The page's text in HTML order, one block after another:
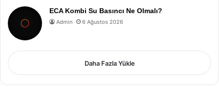
ECA Kombi Su Basıncı Ne Olmalı?
Admin 6 Ağustos 2026
Daha Fazla Yükle